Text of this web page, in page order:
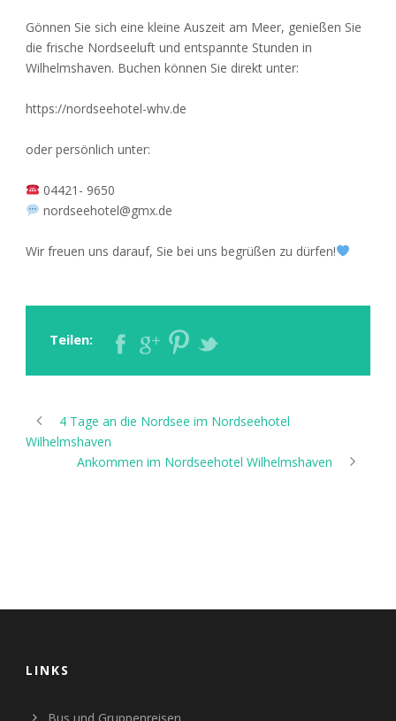
Gönnen Sie sich eine kleine Auszeit am Meer, genießen Sie
die frische Nordseeluft und entspannte Stunden in
Wilhelmshaven. Buchen können Sie direkt unter:
https://nordseehotel-whv.de
oder persönlich unter:
04421- 9650
nordseehotel@gmx.de
Wir freuen uns darauf, Sie bei uns begrüßen zu dürfen!
Teilen:
4 Tage an die Nordsee im Nordseehotel
Wilhelmshaven
Ankommen im Nordseehotel Wilhelmshaven
LINKS